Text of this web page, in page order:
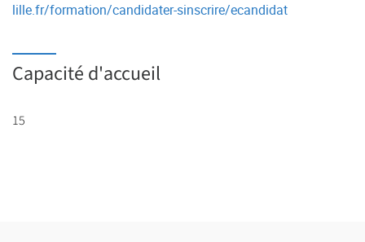
lille.fr/formation/candidater-sinscrire/ecandidat
Capacité d'accueil
15